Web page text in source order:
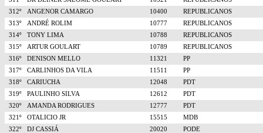
312º
ANGENOR CAMARGO 10400
REPUBLICANOS
313º
ANDRÉ ROLIM 10777
REPUBLICANOS
314º
TONY LIMA 10788
REPUBLICANOS
315º
ARTUR GOULART 10789
REPUBLICANOS
316º
DENISON MELLO 11321
PP
317º
CARLINHOS DA VILA 11511
PP
318º
CARIUCHA 12048
PDT
319º
PAULINHO SILVA 12612
PDT
320º
AMANDA RODRIGUES 12777
PDT
321º
OTALICIO JR 15515
MDB
322º
DJ CASSIÁ 20020
PODE